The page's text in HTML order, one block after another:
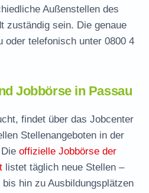
Außenstellen des
zuständig sein. Die genaue
oder telefonisch unter 0800 4
Jobbörse in Passau
findet über das Jobcenter
Stellenangeboten in der
offizielle Jobbörse der
listet täglich neue Stellen –
hin zu Ausbildungsplätzen